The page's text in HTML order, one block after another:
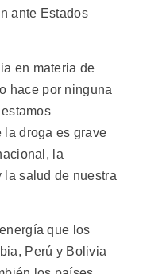
ante Estados
en materia de
hace por ninguna
la droga es grave
la
la salud de nuestra
que los
Perú y Bolivia